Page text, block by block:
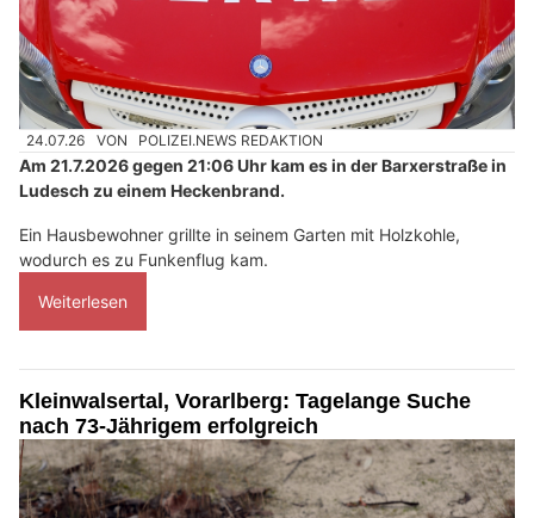
24.07.26 VON POLIZEI.NEWS REDAKTION
Am 21.7.2026 gegen 21:06 Uhr kam es in der Barxerstraße in
Ludesch zu einem Heckenbrand.
Ein Hausbewohner grillte in seinem Garten mit Holzkohle,
wodurch es zu Funkenflug kam.
Weiterlesen
Kleinwalsertal, Vorarlberg: Tagelange Suche
nach 73-Jährigem erfolgreich